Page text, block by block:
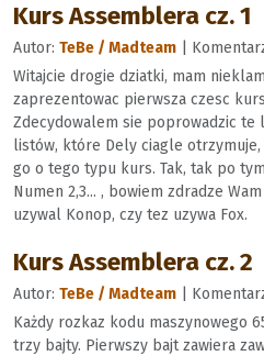
Kurs Assemblera cz. 1
Autor: TeBe / Madteam |
Witajcie drogie dziatki, mam
zaprezentowac pierwsza czesc
Zdecydowalem sie poprowadzic
listów, które Dely ciagle
go o tego typu kurs. Tak, tak po
Numen 2,3... , bowiem zdradze
uzywal Konop, czy tez uzywa Fox.
Kurs Assemblera cz. 2
Autor: TeBe / Madteam |
Każdy rozkaz kodu maszynowego
trzy bajty. Pierwszy bajt zawiera